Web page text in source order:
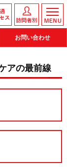
お問い合わせ
アの最前線